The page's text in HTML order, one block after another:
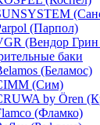
(Парпол)
(Вендор Грин
баки
(Беламос)
(Сим)
by Ören
(Фламко)